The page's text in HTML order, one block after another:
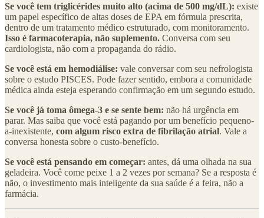
Se você tem triglicérides muito alto (acima de 500 mg/dL): existe
um papel específico de altas doses de EPA em fórmula prescrita,
dentro de um tratamento médico estruturado, com monitoramento.
Isso é farmacoterapia, não suplemento. Conversa com seu
cardiologista, não com a propaganda do rádio.
Se você está em hemodiálise: vale conversar com seu nefrologista
sobre o estudo PISCES. Pode fazer sentido, embora a comunidade
médica ainda esteja esperando confirmação em um segundo estudo.
Se você já toma ômega-3 e se sente bem: não há urgência em
parar. Mas saiba que você está pagando por um benefício pequeno-
a-inexistente, com algum risco extra de fibrilação atrial. Vale a
conversa honesta sobre o custo-benefício.
Se você está pensando em começar: antes, dá uma olhada na sua
geladeira. Você come peixe 1 a 2 vezes por semana? Se a resposta é
não, o investimento mais inteligente da sua saúde é a feira, não a
farmácia.